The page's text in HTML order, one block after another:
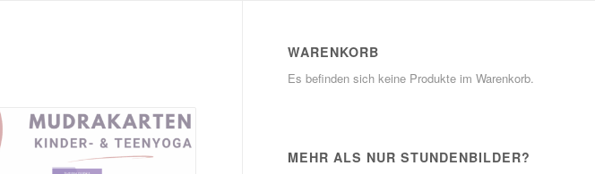
WARENKORB
Es befinden sich keine Produkte im Warenkorb.
MEHR ALS NUR STUNDENBILDER?